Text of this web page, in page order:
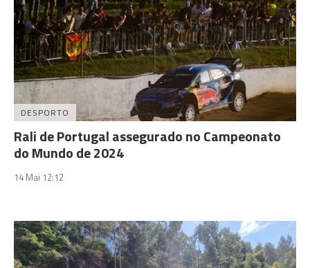
DESPORTO
Rali de Portugal assegurado no Campeonato
do Mundo de 2024
14 Mai 12:12